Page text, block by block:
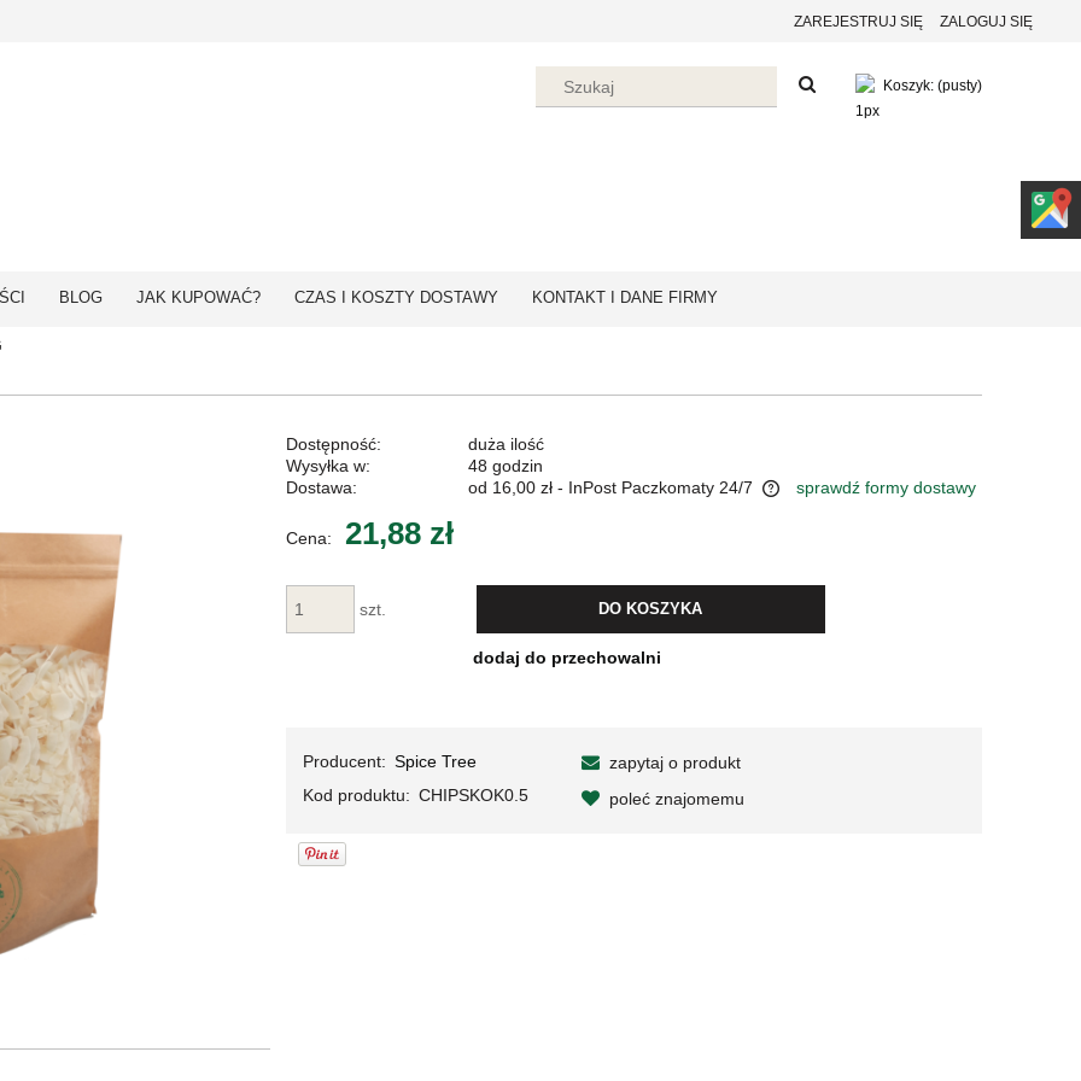
ZAREJESTRUJ SIĘ ZALOGUJ SIĘ
Koszyk: (pusty)
BLOG JAK KUPOWAĆ? CZAS I KOSZTY DOSTAWY KONTAKT I DANE FIRMY
Dostępność:
duża ilość
Wysyłka w:
48 godzin
Dostawa:
od 16,00 zł - InPost Paczkomaty 24/7 sprawdź formy dostawy
Cena: 21,88 zł
szt. DO KOSZYKA
dodaj do przechowalni
Producent: Spice Tree
Kod produktu: CHIPSKOK0.5
zapytaj o produkt
poleć znajomemu